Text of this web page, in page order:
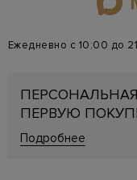
Ежедневно с 10:00 до
ПЕРВУЮ
Подробнее